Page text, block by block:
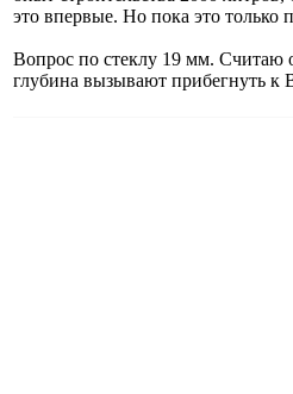
это впервые. Но пока это только
Вопрос по стеклу 19 мм. Считаю
глубина вызывают прибегнуть к